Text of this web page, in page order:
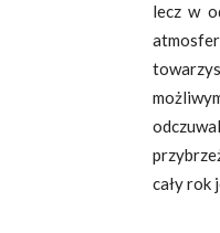
lecz w
cały rok